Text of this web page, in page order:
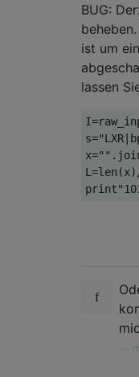
BUG:
ist um
lassen
I=
s=
x="" .
L=len (x
print